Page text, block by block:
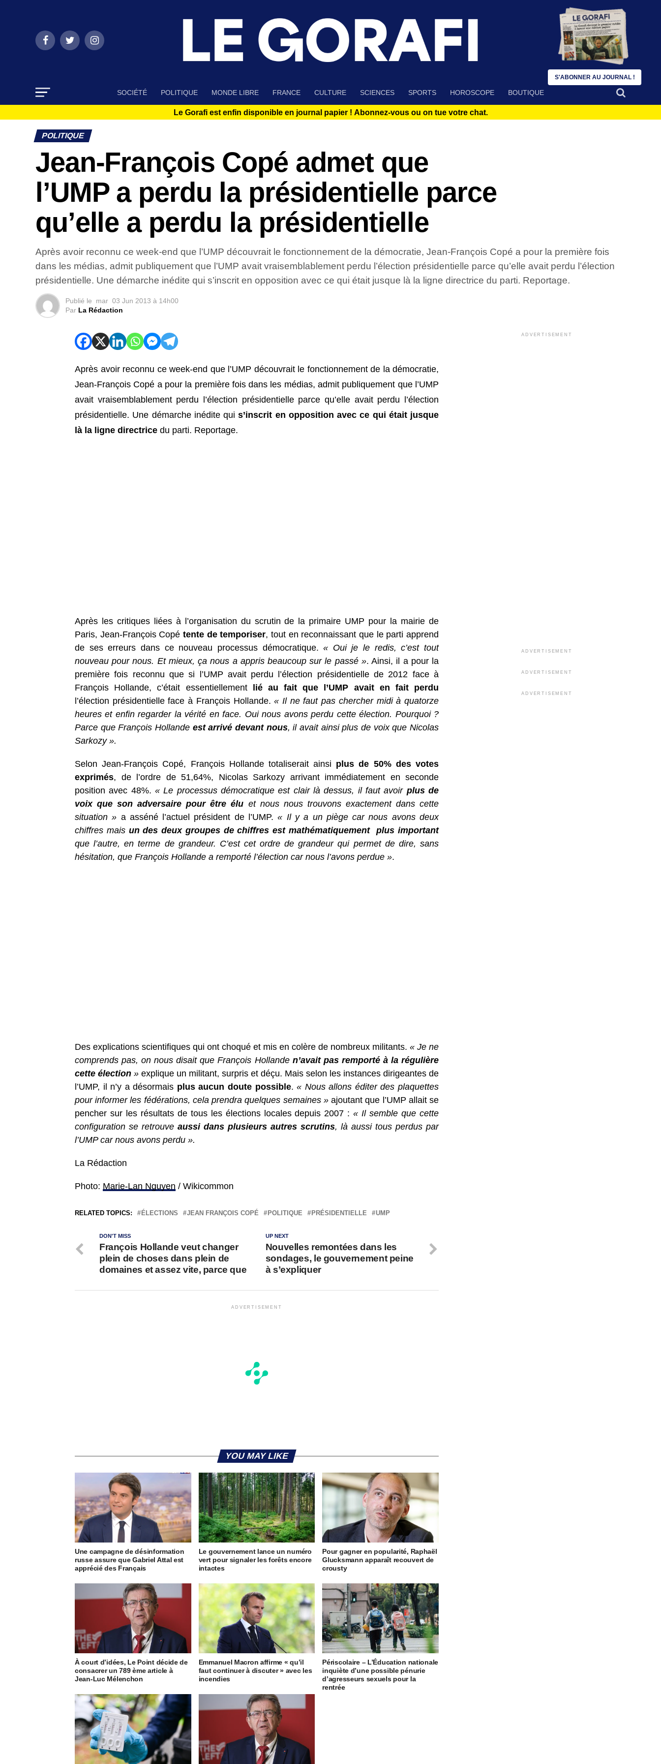
SOCIÉTÉ POLITIQUE MONDE LIBRE FRANCE CULTURE SCIENCES SPORTS HOROSCOPE BOUTIQUE
Le Gorafi est enfin disponible en journal papier ! Abonnez-vous ou on tue votre chat.
POLITIQUE
Jean-François Copé admet que
l’UMP a perdu la présidentielle parce
qu’elle a perdu la présidentielle
Après avoir reconnu ce week-end que l’UMP découvrait le fonctionnement de la démocratie, Jean-François Copé a pour la première fois
dans les médias, admit publiquement que l’UMP avait vraisemblablement perdu l’élection présidentielle parce qu’elle avait perdu l’élection
présidentielle. Une démarche inédite qui s’inscrit en opposition avec ce qui était jusque là la ligne directrice du parti. Reportage.
Publié le mar 03 Jun 2013 à 14h00
Par La Rédaction
Après avoir reconnu ce week-end que l’UMP découvrait le fonctionnement de la démocratie,
Jean-François Copé a pour la première fois dans les médias, admit publiquement que l’UMP
avait vraisemblablement perdu l’élection présidentielle parce qu’elle avait perdu l’élection
présidentielle. Une démarche inédite quis’inscrit en opposition avec ce qui était jusque
là la ligne directrice du parti. Reportage.
Après les critiques liées à l’organisation du scrutin de la primaire UMP pour la mairie de
Paris, Jean-François Copé tente de temporiser, tout en reconnaissant que le parti apprend
de ses erreurs dans ce nouveau processus démocratique. « Oui je le redis, c’est tout
nouveau pour nous. Et mieux, ça nous a appris beaucoup sur le passé ». Ainsi, il a pour la
première fois reconnu que si l’UMP avait perdu l’élection présidentielle de 2012 face à
François Hollande, c’était essentiellement
lié au fait que l’UMP avait en fait perdu
l’élection présidentielle face à François Hollande.« Il ne faut pas chercher midi à quatorze
heures et enfin regarder la vérité en face. Oui nous avons perdu cette élection. Pourquoi ?
Parce que François Hollande est arrivé devant nous, il avait ainsi plus de voix que Nicolas
Sarkozy ».
Selon Jean-François Copé, François Hollande totaliserait ainsi plus de 50% des votes
exprimés, de l’ordre de 51,64%, Nicolas Sarkozy arrivant immédiatement en seconde
position avec 48%. « Le processus démocratique est clair là dessus, il faut avoirplus de
voix que son adversaire pour être élu et nous nous trouvons exactement dans cette
situation » a asséné l’actuel président de l’UMP.« Il y a un piège car nous avons deux
chiffres maisun des deux groupes de chiffres est mathématiquement plus important
que l’autre, en terme de grandeur. C’est cet ordre de grandeur qui permet de dire, sans
hésitation, que François Hollande a remporté l’élection car nous l’avons perdue ».
Des explications scientifiques qui ont choqué et mis en colère de nombreux militants. « Je ne
comprends pas, on nous disait que François Hollande n’avait pas remporté à la régulière
cette élection » explique un militant, surpris et déçu. Mais selon les instances dirigeantes de
l’UMP, il n’y a désormais plus aucun doute possible. « Nous allons éditer des plaquettes
pour informer les fédérations, cela prendra quelques semaines »ajoutant que l’UMP allait se
pencher sur les résultats de tous les élections locales depuis 2007 :« Il semble que cette
configuration se retrouve aussi dans plusieurs autres scrutins, là aussi tous perdus par
l’UMP car nous avons perdu ».
La Rédaction
Photo: Marie-Lan Nguyen / Wikicommon
RELATED TOPICS: ÉLECTIONS JEAN FRANÇOIS COPÉ POLITIQUE PRÉSIDENTIELLE UMP
UP NEXT
Nouvelles remontées dans les
sondages, le gouvernement peine
à s’expliquer
DON'T MISS
François Hollande veut changer
plein de choses dans plein de
domaines et assez vite, parce que
ADVERTISEMENT
YOU MAY LIKE
Une campagne de désinformation
russe assure que Gabriel Attal est
apprécié des Français
Le gouvernement lance un numéro
vert pour signaler les forêts encore
intactes
Pour gagner en popularité, Raphaël
Glucksmann apparaît recouvert de
crousty
À court d’idées, Le Point décide de
consacrer un 789 ème article à
Jean-Luc Mélenchon
Emmanuel Macron affirme « qu’il
faut continuer à discuter » avec les
incendies
Périscolaire – L’Éducation nationale
inquiète d’une possible pénurie
d’agresseurs sexuels pour la
rentrée
ADVERTISEMENT
ADVERTISEMENT
ADVERTISEMENT
ADVERTISEMENT
S'ABONNER AU JOURNAL !